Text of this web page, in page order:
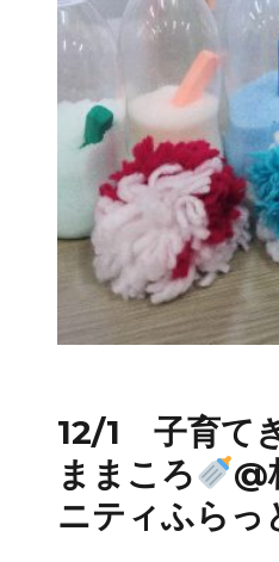
12/1 子育て
ままころ
@
ニティふらっ